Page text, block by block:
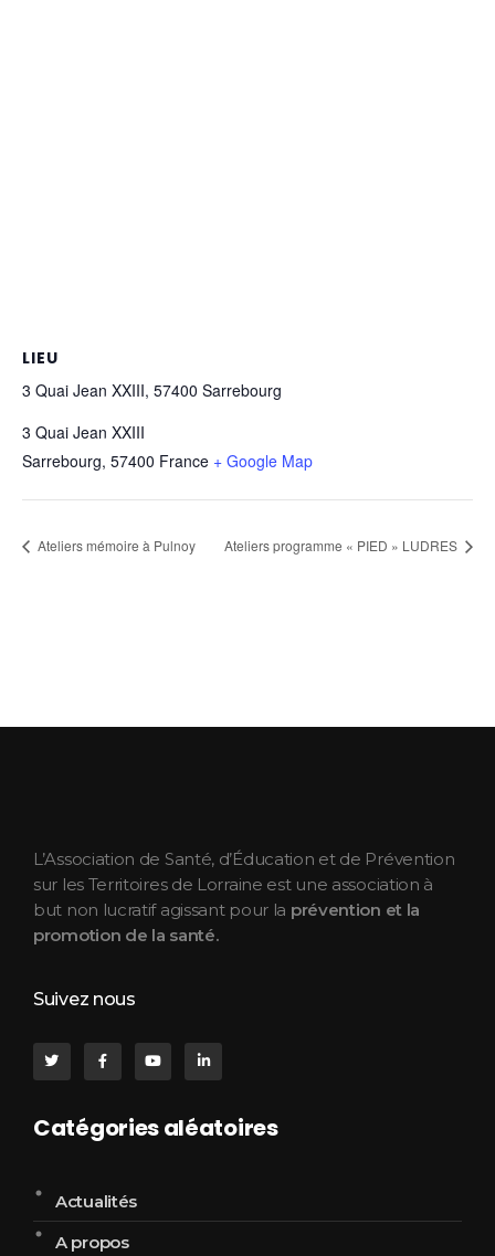
LIEU
3 Quai Jean XXIII, 57400 Sarrebourg
3 Quai Jean XXIII
Sarrebourg, 57400 France + Google Map
Ateliers mémoire à Pulnoy Ateliers programme « PIED » LUDRES
L’Association de Santé, d’Éducation et de Prévention
sur les Territoires de Lorraine est une association à
but non lucratif agissant pour la prévention et la
promotion de la santé.
Suivez nous
Catégories aléatoires
Actualités
A propos